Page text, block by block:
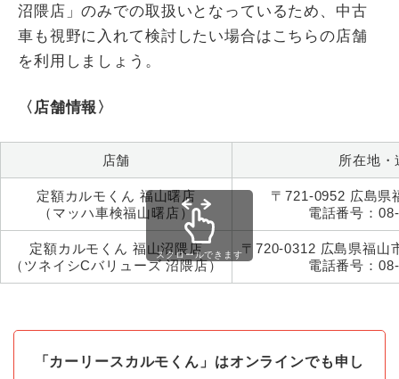
沼隈店」のみでの取扱いとなっているため、中古
車も視野に入れて検討したい場合はこちらの店舗
を利用しましょう。
〈店舗情報〉
店舗 所在地・
定額カルモくん 福山曙店
（マッハ車検福山曙店）
〒721-0952 広島県
電話番号：
定額カルモくん 福山沼隈店
（ツネイシCバリューズ 沼隈店）
〒720-0312 広島県福山
電話番号：
スクロールできます
「カーリースカルモくん」はオンラインでも申し